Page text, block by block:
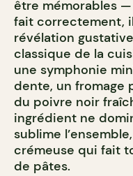
être mémorables
fait correctement,
révélation
classique de la
une symphonie
dente, un fromage
du poivre noir
ingrédient ne
sublime
crémeuse qui fait
de pâtes.